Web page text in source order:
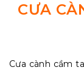
CƯA
Cưa cành cầm